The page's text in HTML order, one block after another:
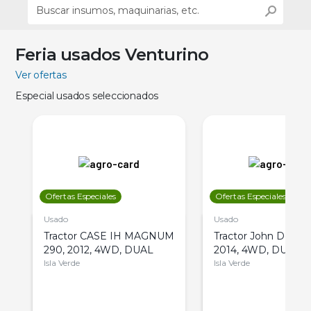
Feria usados Venturino
Ver ofertas
Especial usados seleccionados
Ofertas Especiales
Usado
Tractor CASE IH MAGNUM
290, 2012, 4WD, DUAL
Isla Verde
Ofertas Especiales
Usado
Tractor John Deere
2014, 4WD, DUAL
Isla Verde